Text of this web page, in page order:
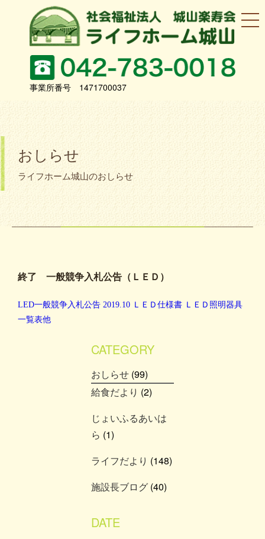
事業所番号 1471700037
おしらせ
ライフホーム城山のおしらせ
終了 一般競争入札公告（ＬＥＤ）
LED一般競争入札公告 2019.10 ＬＥＤ仕様書 ＬＥＤ照明器具
一覧表他
CATEGORY
おしらせ (99)
給食だより (2)
じょいふるあいは
ら (1)
ライフだより (148)
施設長ブログ (40)
DATE